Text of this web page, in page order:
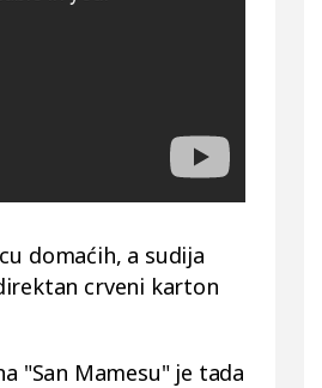
domaćih, a sudija
crveni karton
"San Mamesu" je tada